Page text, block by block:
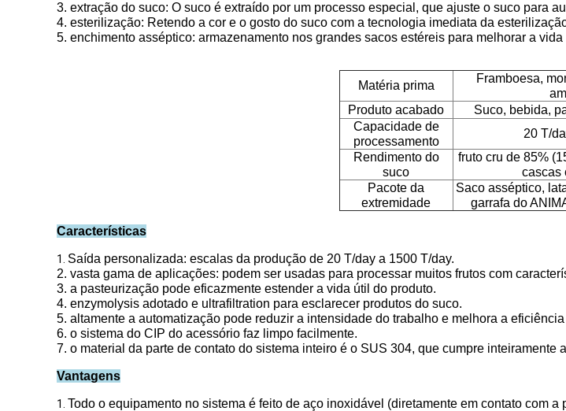
3. extração do suco: O suco é extraído por um processo especial, que ajuste o suco para
4. esterilização: Retendo a cor e o gosto do suco com a tecnologia imediata da
5. enchimento asséptico: armazenamento nos grandes sacos estéreis para melhorar a vida
Matéria prima
Framboesa,
Produto acabado
Suco, bebida,
Capacidade de
processamento
20 T/
Rendimento do
suco
fruto cru de 85%
cascas
Pacote da
extremidade
Saco asséptico,
garrafa do
Características
1. Saída personalizada: escalas da produção de 20 T/day a 1500 T/day.
2. vasta gama de aplicações: podem ser usadas para processar muitos frutos com
3. a pasteurização pode eficazmente estender a vida útil do produto.
4. enzymolysis adotado e ultrafiltration para esclarecer produtos do suco.
5. altamente a automatização pode reduzir a intensidade do trabalho e melhora a
6. o sistema do CIP do acessório faz limpo facilmente.
7. o material da parte de contato do sistema inteiro é o SUS 304, que cumpre
Vantagens
1. Todo o equipamento no sistema é feito de aço inoxidável (diretamente em contato com